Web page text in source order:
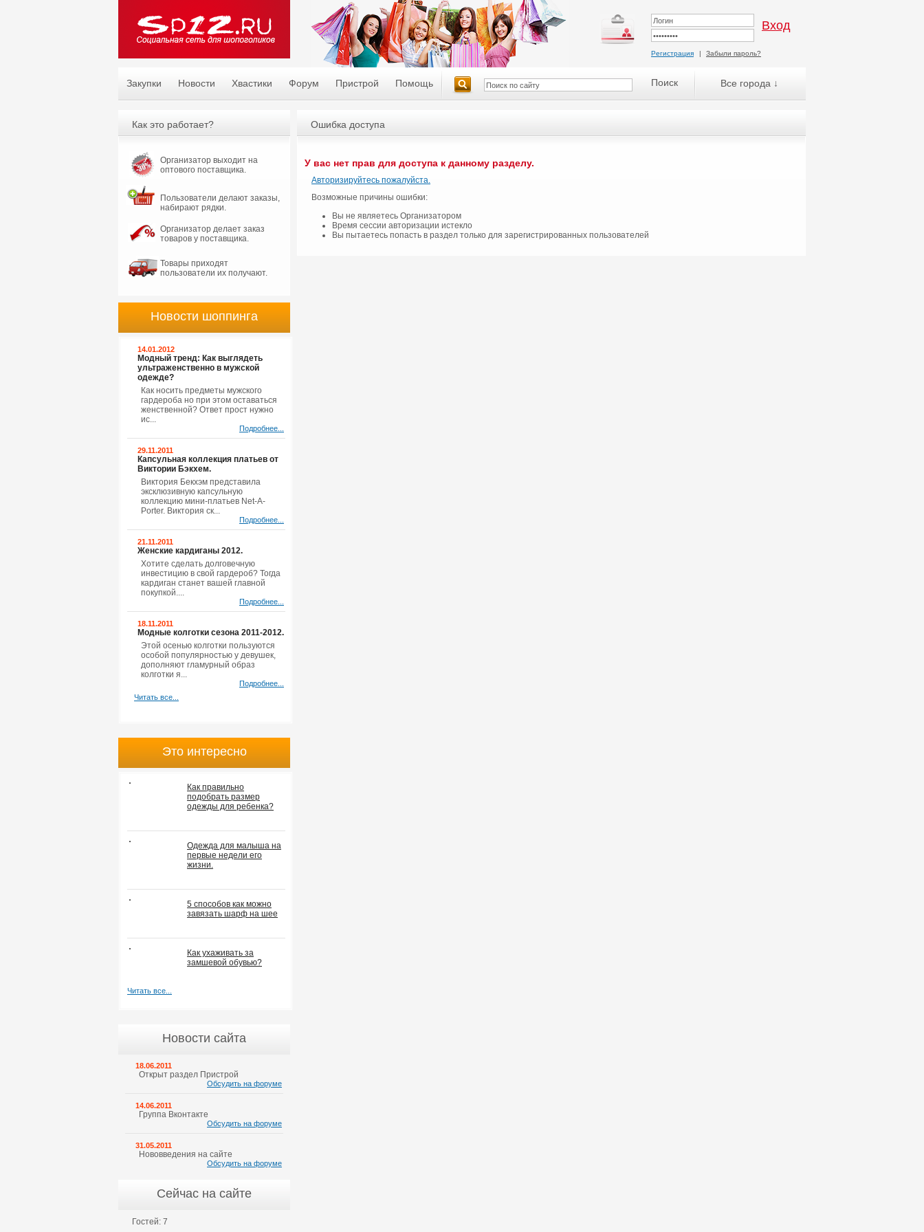
Регистрация | Забыли пароль?
Закупки Новости Хвастики Форум Пристрой Помощь Все города ↓
Ошибка доступа
У вас нет прав для доступа к данному разделу.
Авторизируйтесь пожалуйста.
Возможные причины ошибки:
Вы не являетесь Организатором
Время сессии авторизации истекло
Вы пытаетесь попасть в раздел только для зарегистрированных пользователей
Как это работает?
Организатор выходит на
оптового поставщика.
Пользователи делают заказы,
набирают рядки.
Организатор делает заказ
товаров у поставщика.
Товары приходят
пользователи их получают.
Новости шоппинга
14.01.2012
Модный тренд: Как выглядеть
ультраженственно в мужской
одежде?
Как носить предметы мужского
гардероба но при этом оставаться
женственной? Ответ прост нужно
ис...
Подробнее...
29.11.2011
Капсульная коллекция платьев от
Виктории Бэкхем.
Виктория Бекхэм представила
эксклюзивную капсульную
коллекцию мини-платьев Net-A-
Porter. Виктория ск...
Подробнее...
21.11.2011
Женские кардиганы 2012.
Хотите сделать долговечную
инвестицию в свой гардероб? Тогда
кардиган станет вашей главной
покупкой....
Подробнее...
18.11.2011
Модные колготки сезона 2011-2012.
Этой осенью колготки пользуются
особой популярностью у девушек,
дополняют гламурный образ
колготки я...
Подробнее...
Читать все...
Это интересно
Как правильно
подобрать размер
одежды для ребенка?
Одежда для малыша на
первые недели его
жизни.
5 способов как можно
завязать шарф на шее
Как ухаживать за
замшевой обувью?
Читать все...
Новости сайта
18.06.2011
Открыт раздел Пристрой
Обсудить на форуме
14.06.2011
Группа Вконтакте
Обсудить на форуме
31.05.2011
Нововведения на сайте
Обсудить на форуме
Сейчас на сайте
Гостей: 7